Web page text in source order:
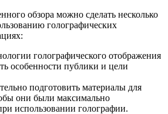
обзора можно сделать несколько
голографических
голографического отображения
особенности публики и цели
подготовить материалы для
они были максимально
использовании голографии.